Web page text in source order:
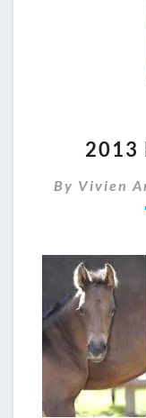
2013
By Vivien